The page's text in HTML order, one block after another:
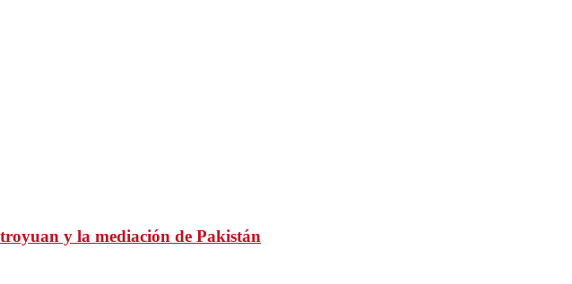
y la mediación de Pakistán